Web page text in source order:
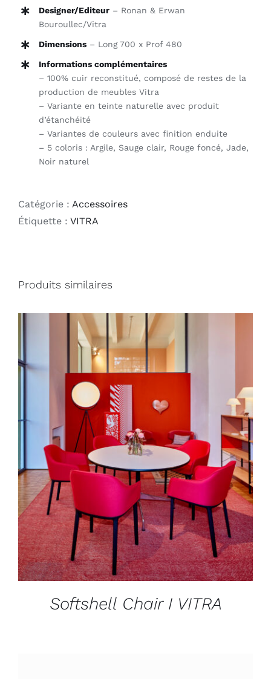
Designer/Editeur– Ronan & Erwan
Bouroullec/Vitra
Dimensions– Long 700 x Prof 480
Informations complémentaires
– 100% cuir reconstitué, composé de restes de la
production de meubles Vitra
– Variante en teinte naturelle avec produit
d’étanchéité
– Variantes de couleurs avec finition enduite
– 5 coloris : Argile, Sauge clair, Rouge foncé, Jade,
Noir naturel
Catégorie : Accessoires
Étiquette : VITRA
Produits similaires
DÉTAILS
Softshell Chair I VITRA